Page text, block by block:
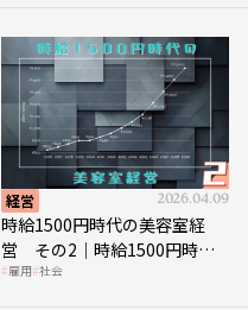
経営 2026.04.09
時給1500円時代の美容室経
営 その2｜時給1500円時代
に支払う給与はいくらなのか
雇用 社会